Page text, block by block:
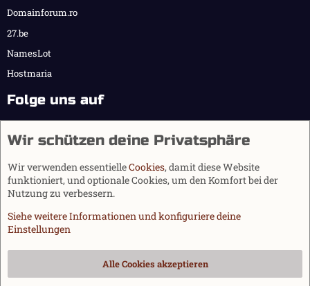
Domainforum.ro
27.be
NamesLot
Hostmaria
Folge uns auf
Cookies
Datenschutz
Wir schützen deine Privatsphäre
Wir verwenden essentielleCookies, damit diese Website
funktioniert, und optionale Cookies, um den Komfort bei der
Nutzung zu verbessern.
Siehe weitere Informationen und konfiguriere deine
Einstellungen
Alle Cookies akzeptieren